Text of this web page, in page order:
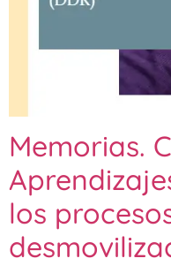
Memorias.
los